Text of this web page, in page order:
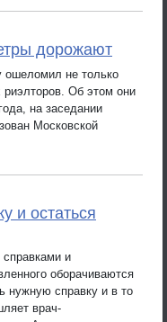
дорожают
ошеломил не только
риэлторов. Об этом они
на заседании
Московской
и остаться
и
оборачиваются
нужную справку и в то
врач-